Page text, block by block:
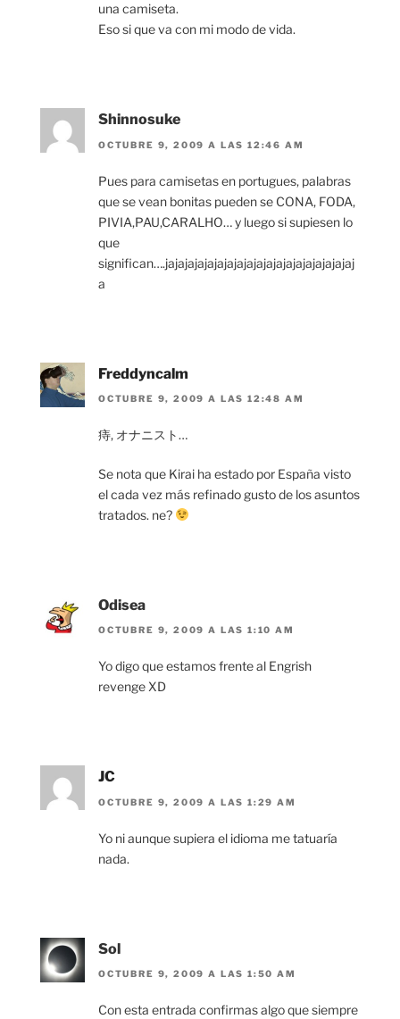
una camiseta.
Eso si que va con mi modo de vida.
Shinnosuke
OCTUBRE 9, 2009 A LAS 12:46 AM
Pues para camisetas en portugues, palabras
que se vean bonitas pueden se CONA, FODA,
PIVIA,PAU,CARALHO… y luego si supiesen lo
que
significan….jajajajajajajajajajajajajajajajajajajaj
a
Freddyncalm
OCTUBRE 9, 2009 A LAS 12:48 AM
痔, オナニスト…
Se nota que Kirai ha estado por España visto
el cada vez más refinado gusto de los asuntos
tratados. ne?
Odisea
OCTUBRE 9, 2009 A LAS 1:10 AM
Yo digo que estamos frente al Engrish
revenge XD
JC
OCTUBRE 9, 2009 A LAS 1:29 AM
Yo ni aunque supiera el idioma me tatuaría
nada.
Sol
OCTUBRE 9, 2009 A LAS 1:50 AM
Con esta entrada confirmas algo que siempre